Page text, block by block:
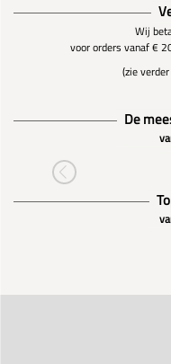
Wij
voor orders vanaf €
(zie verder
De